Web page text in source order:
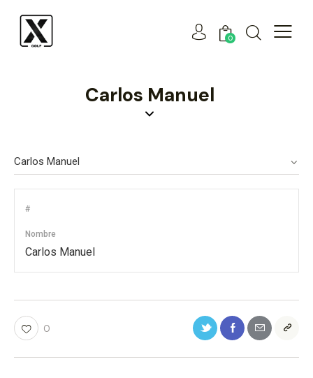
0
Carlos Manuel
#
Nombre
Carlos Manuel
0